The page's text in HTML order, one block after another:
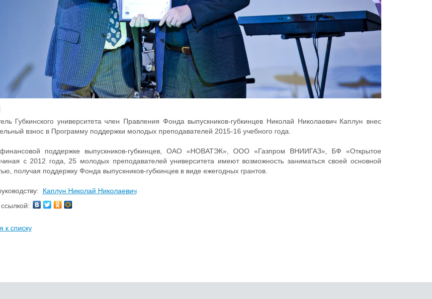
Губкинского университета член Правления Фонда выпускников-губкинцев Николай Николаевич Каплун внес
взнос в Программу поддержки молодых преподавателей 2015-16 учебного года.
поддержке выпускников-губкинцев, ОАО «НОВАТЭК», ООО «Газпром ВНИИГАЗ», БФ «Открытое
с 2012 года, 25 молодых преподавателей университета имеют возможность заниматься своей основной
получая поддержку Фонда выпускников-губкинцев в виде ежегодных грантов.
Каплун Николай Николаевич
к списку